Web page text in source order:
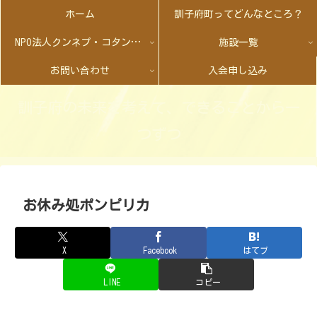
ホーム 訓子府町ってどんなところ？
NPO法人クンネプ・コタンとは 施設一覧
お問い合わせ 入会申し込み
お休み処ポンピリカ
X Facebook はてブ
LINE コピー